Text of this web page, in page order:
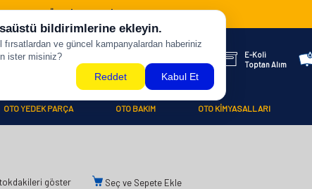
500 TL ÜZERİ KARGO BİZDEN !
E-Koli
Toptan Alım
OTO YEDEK PARÇA OTO BAKIM OTO KİMYASALLARI
göster Seç ve Sepete Ekle